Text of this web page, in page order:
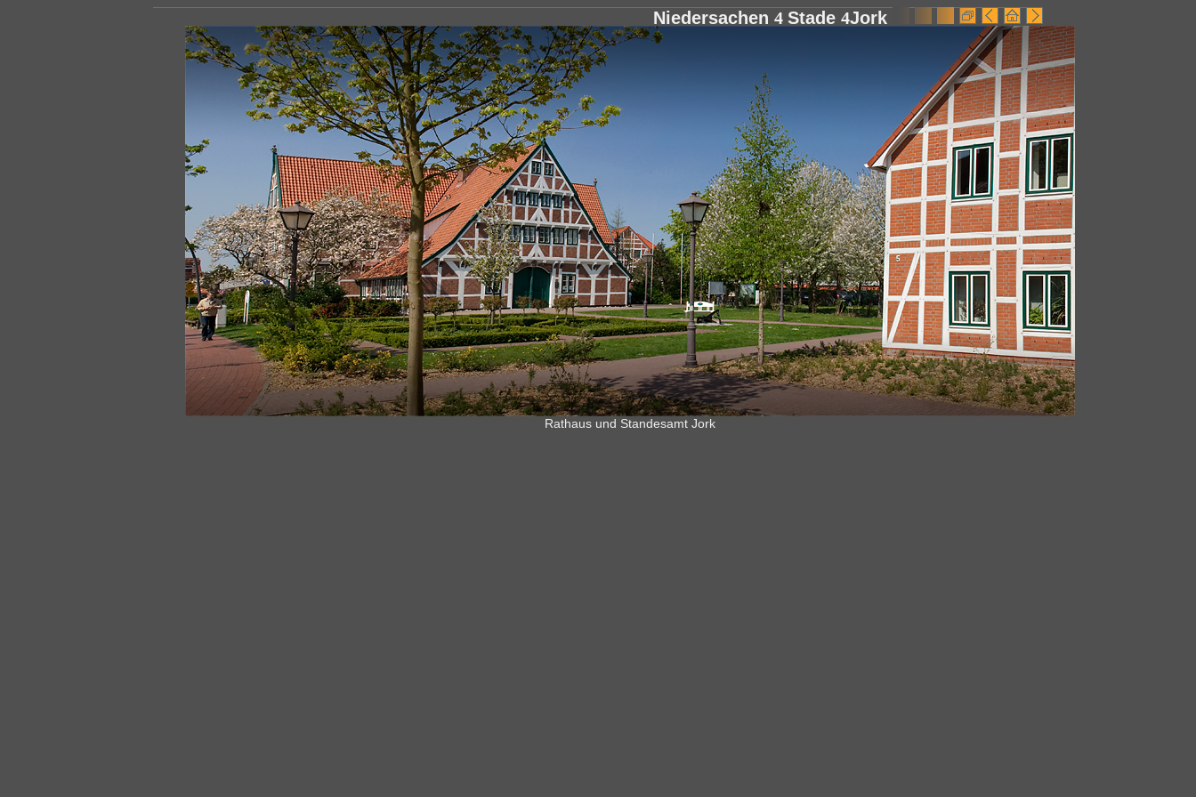
Niedersachen 4 Stade 4Jork
Rathaus und Standesamt Jork